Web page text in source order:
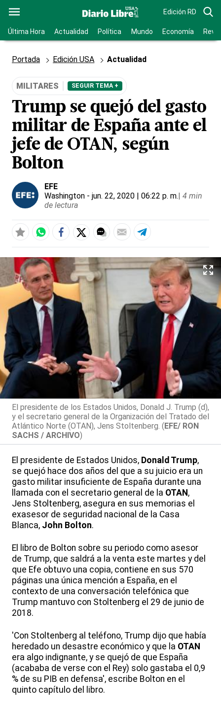
Edición RD
Última Hora Actualidad Política Mundo Economía
Portada Edición USA Actualidad
MILITARES SEGUIR TEMA +
Trump se quejó del gasto
militar de España ante el
jefe de OTAN, según
Bolton
EFE
Washington - jun. 22, 2020 | 06:22 p. m.| 4 min
de lectura
El presidente de los Estados Unidos, Donald J. Trump (d),
y el secretario general de la Organización del Tratado del
Atlántico Norte (OTAN), Jens Stoltenberg. (EFE/ RON
SACHS / ARCHIVO)
El presidente de Estados Unidos, Donald Trump,
se quejó hace dos años del que a su juicio era un
gasto militar insuficiente de España durante una
llamada con el secretario general de la OTAN ,
Jens Stoltenberg, asegura en sus memorias el
exasesor de seguridad nacional de la Casa
Blanca, John Bolton.
El libro de Bolton sobre su periodo como asesor
de Trump, que saldrá a la venta este martes y del
que Efe obtuvo una copia, contiene en sus 570
páginas una única mención a España, en el
contexto de una conversación telefónica que
Trump mantuvo con Stoltenberg el 29 de junio de
2018.
'Con Stoltenberg al teléfono, Trump dijo que había
heredado un desastre económico y que la OTAN
era algo indignante, y se quejó de que España
(acababa de verse con el Rey) solo gastaba el 0,9
% de su PIB en defensa', escribe Bolton en el
quinto capítulo del libro.